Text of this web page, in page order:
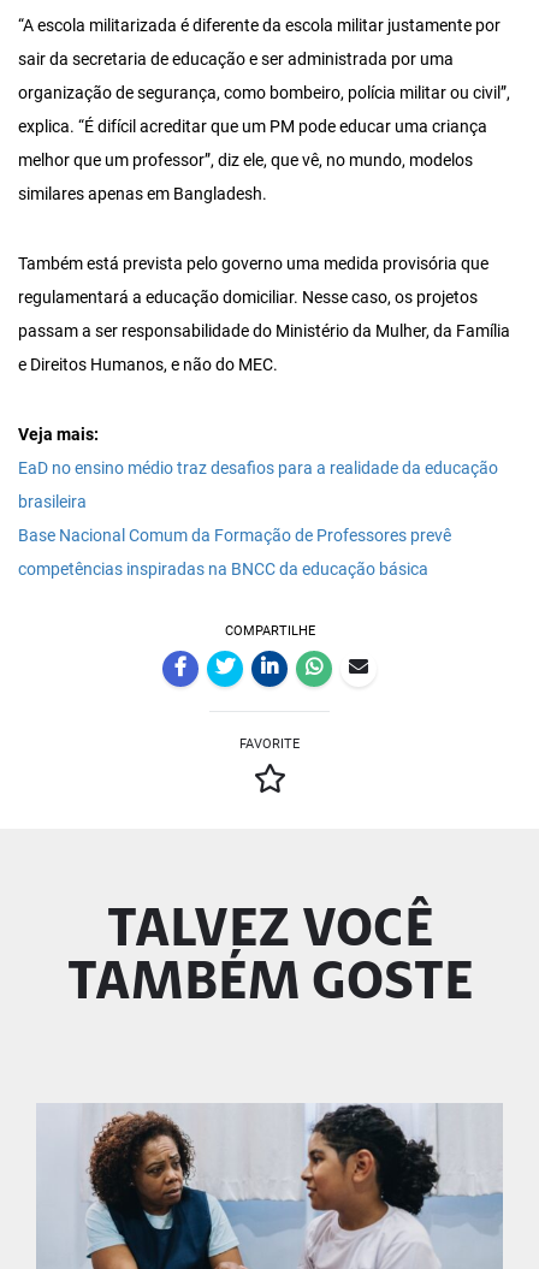
“A escola militarizada é diferente da escola militar justamente por
sair da secretaria de educação e ser administrada por uma
organização de segurança, como bombeiro, polícia militar ou civil”,
explica. “É difícil acreditar que um PM pode educar uma criança
melhor que um professor”, diz ele, que vê, no mundo, modelos
similares apenas em Bangladesh.
Também está prevista pelo governo uma medida provisória que
regulamentará a educação domiciliar. Nesse caso, os projetos
passam a ser responsabilidade do Ministério da Mulher, da Família
e Direitos Humanos, e não do MEC.
Veja mais:
EaD no ensino médio traz desafios para a realidade da educação
brasileira
Base Nacional Comum da Formação de Professores prevê
competências inspiradas na BNCC da educação básica
COMPARTILHE
FAVORITE
TALVEZ VOCÊ
TAMBÉM GOSTE